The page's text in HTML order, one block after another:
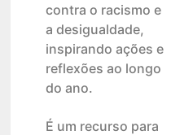
contra o racismo e
a desigualdade,
inspirando ações e
reflexões ao longo
do ano.
É um recurso para